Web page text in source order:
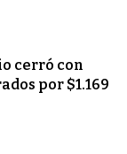
cerró con
por $1.169